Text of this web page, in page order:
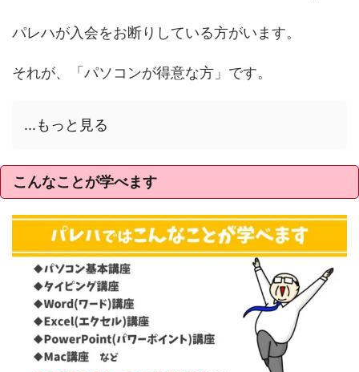
パレハが入会をお断りしている方がいます。
それが、「パソコンが得意な方」です。
...もっと見る
こんなことが学べます